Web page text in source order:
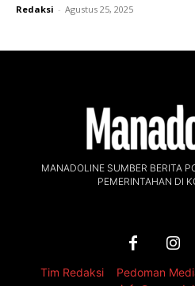
Redaksi - Agustus 25, 2025
MANADOLINE SUMBER BERITA
PEMERINTAHAN DI
Tim Redaksi Pedoman